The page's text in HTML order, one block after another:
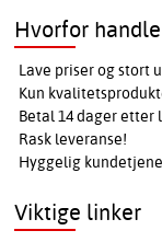
Hvorfor
Lave priser og stort
Kun
Betal 14 dager etter
Rask leveranse!
Hyggelig
Viktige linker